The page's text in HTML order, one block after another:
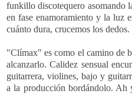
funkillo discotequero asomando
en fase enamoramiento y la luz
cuánto dura, crucemos los dedos.
"Clímax" es como el camino de
alcanzarlo. Calidez sensual
guitarrera, violines, bajo y
a la producción bordándolo. Ah